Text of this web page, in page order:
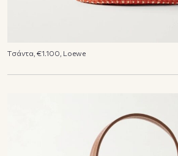
Tσάντα, €1.100, Loewe